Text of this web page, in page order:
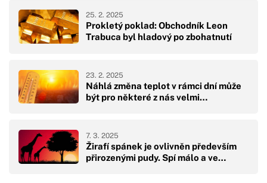
Prokletý poklad: Obchodník Leon
Trabuca byl hladový po zbohatnutí
25. 2. 2025
Náhlá změna teplot v rámci dní může
být pro některé z nás velmi…
23. 2. 2025
Žirafí spánek je ovlivněn především
přirozenými pudy. Spí málo a ve…
7. 3. 2025